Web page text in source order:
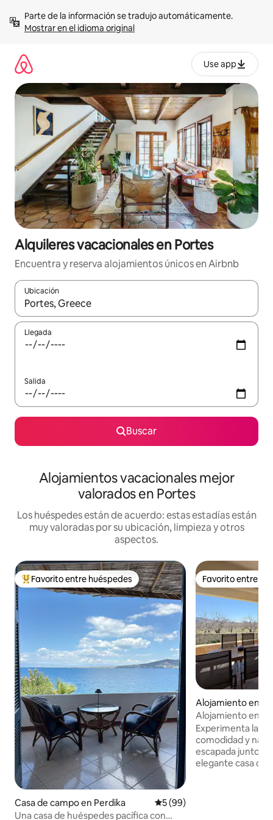
contenidoMostrar en el idioma original
Use app
Alquileres vacacionales en Portes
Encuentra y reserva alojamientos únicos en Airbnb
Ubicación
Cuando los resultados estén disponibles, navega con las
Llegada
Salida
Buscar
Alojamientos vacacionales mejor
valorados en Portes
Los huéspedes están de acuerdo: estas estadías están
muy valoradas por su ubicación, limpieza y otros
aspectos.
Favorito entre huéspedes preferido
Favorito entre huéspedes
Casa de campo en Perdika Calificación promedio: 5 de
5 (99)
Una casa de huéspedes pacífica con
Favorito entre
Favorito entre
Alojamiento en
Alojamiento
del mar
Experimenta la
comodidad y
escapada junto al
elegante casa